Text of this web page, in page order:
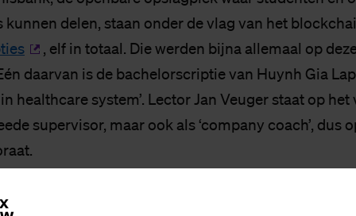
kunnen delen, staan onder de vlag van het
, elf in totaal. Die werden bijna allemaal op
daarvan is de bachelorscriptie van Huynh Gia Lap:
healthcare system’. Lector Jan Veuger staat op het
supervisor, maar ook als ‘company coach’, dus